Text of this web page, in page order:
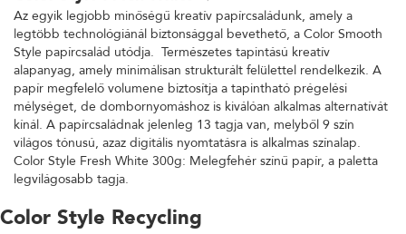
Az egyik legjobb minőségű kreatív papírcsaládunk, amely a
legtöbb technológiánál biztonsággal bevethető, a Color Smooth
Style papírcsalád utódja. Természetes tapintású kreatív
alapanyag, amely minimálisan strukturált felülettel rendelkezik. A
papír megfelelő volumene biztosítja a tapintható prégelési
mélységet, de dombornyomáshoz is kiválóan alkalmas alternatívát
kínál. A papírcsaládnak jelenleg 13 tagja van, melyből 9 szín
világos tónusú, azaz digitális nyomtatásra is alkalmas színalap.
Color Style Fresh White 300g: Melegfehér színű papír, a paletta
legvilágosabb tagja.
Color Style Recycling